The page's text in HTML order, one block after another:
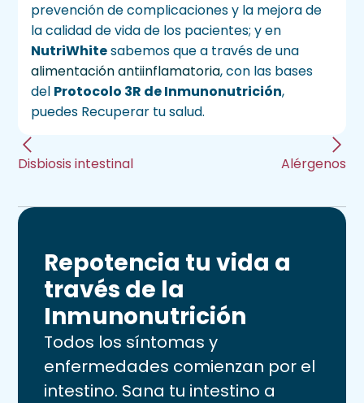
prevención de complicaciones y la mejora de
la calidad de vida de los pacientes; y en
NutriWhitesabemos que a través de una
alimentación antiinflamatoria, con las bases
del Protocolo 3R de Inmunonutrición,
puedes Recuperar tu salud.
Disbiosis intestinal Alérgenos
Repotencia tu vida a
través de la
Inmunonutrición
Todos los síntomas y
enfermedades comienzan por el
intestino. Sana tu intestino a